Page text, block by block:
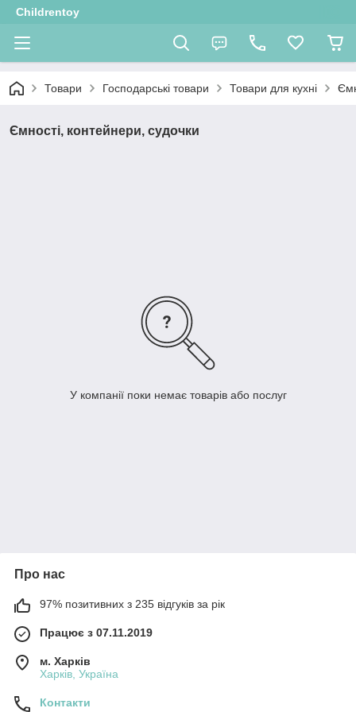
Childrentoy
Товари Господарські товари Товари для кухні
Ємності, контейнери, судочки
У компанії поки немає товарів або послуг
Про нас
97% позитивних з 235 відгуків за рік
Працює з 07.11.2019
м. Харків
Харків, Україна
Контакти